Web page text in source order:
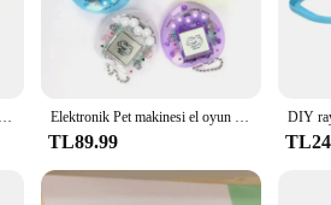
Deluxe Blonde Doll is versatile
doll is a must-have, as it represents the
Elektronik Pet makinesi el oyun makinesi siyah ve beyaz ekran ile 168 hayvan desenleri çocuk mutlu interaktif oyuncaklar Elektronik Pet makinesi el oyun makinesi siyah ve beyaz ekran ile 168 hayvan desenleri çocuk mutlu interaktif oyuncaklar
TL89.99